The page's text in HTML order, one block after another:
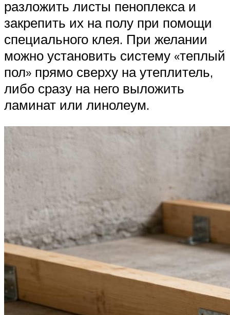
разложить листы пеноплекса и
закрепить их на полу при помощи
специального клея. При желании
можно установить систему «теплый
пол» прямо сверху на утеплитель,
либо сразу на него выложить
ламинат или линолеум.